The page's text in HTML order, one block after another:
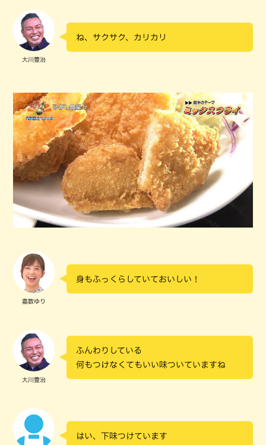
大川豊治
ね、サクサク、カリカリ
嘉数ゆり
身もふっくらしていておいしい！
大川豊治
ふんわりしている
何もつけなくてもいい味ついていますね
はい、下味つけています